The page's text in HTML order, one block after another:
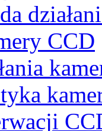
CCD